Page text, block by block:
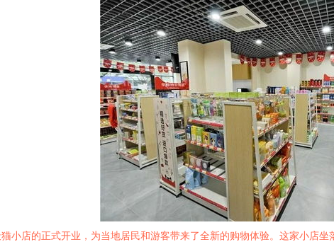
小店的正式开业，为当地居民和游客带来了全新的购物体验。这家小店